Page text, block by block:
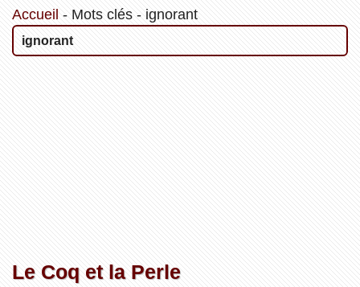
Accueil - Mots clés- ignorant
ignorant
Le Coq et la Perle